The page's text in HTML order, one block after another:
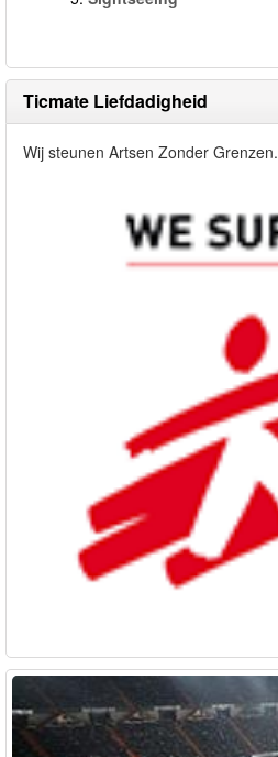
Ticmate Liefdadigheid
Wij steunen Artsen Zonder Grenzen.